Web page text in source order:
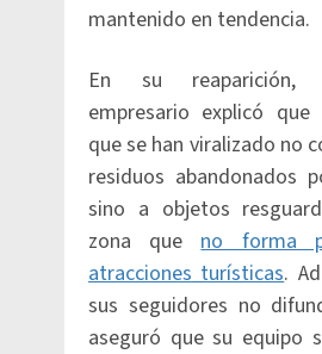
mantenido en tendencia.
En su reaparición,
empresario explicó que
que se han viralizado no
residuos abandonados
sino a objetos
zona queno forma
atracciones turísticas.
sus seguidores no
aseguró que su equipo